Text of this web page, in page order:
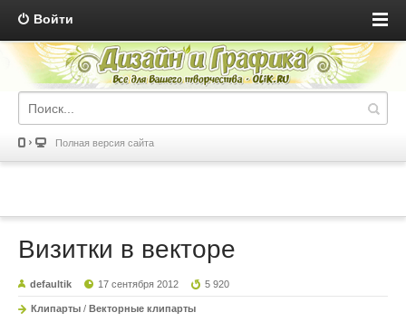
Войти
Полная версия сайта
Визитки в векторе
defaultik 17 сентября 2012 5 920
Клипарты / Векторные клипарты